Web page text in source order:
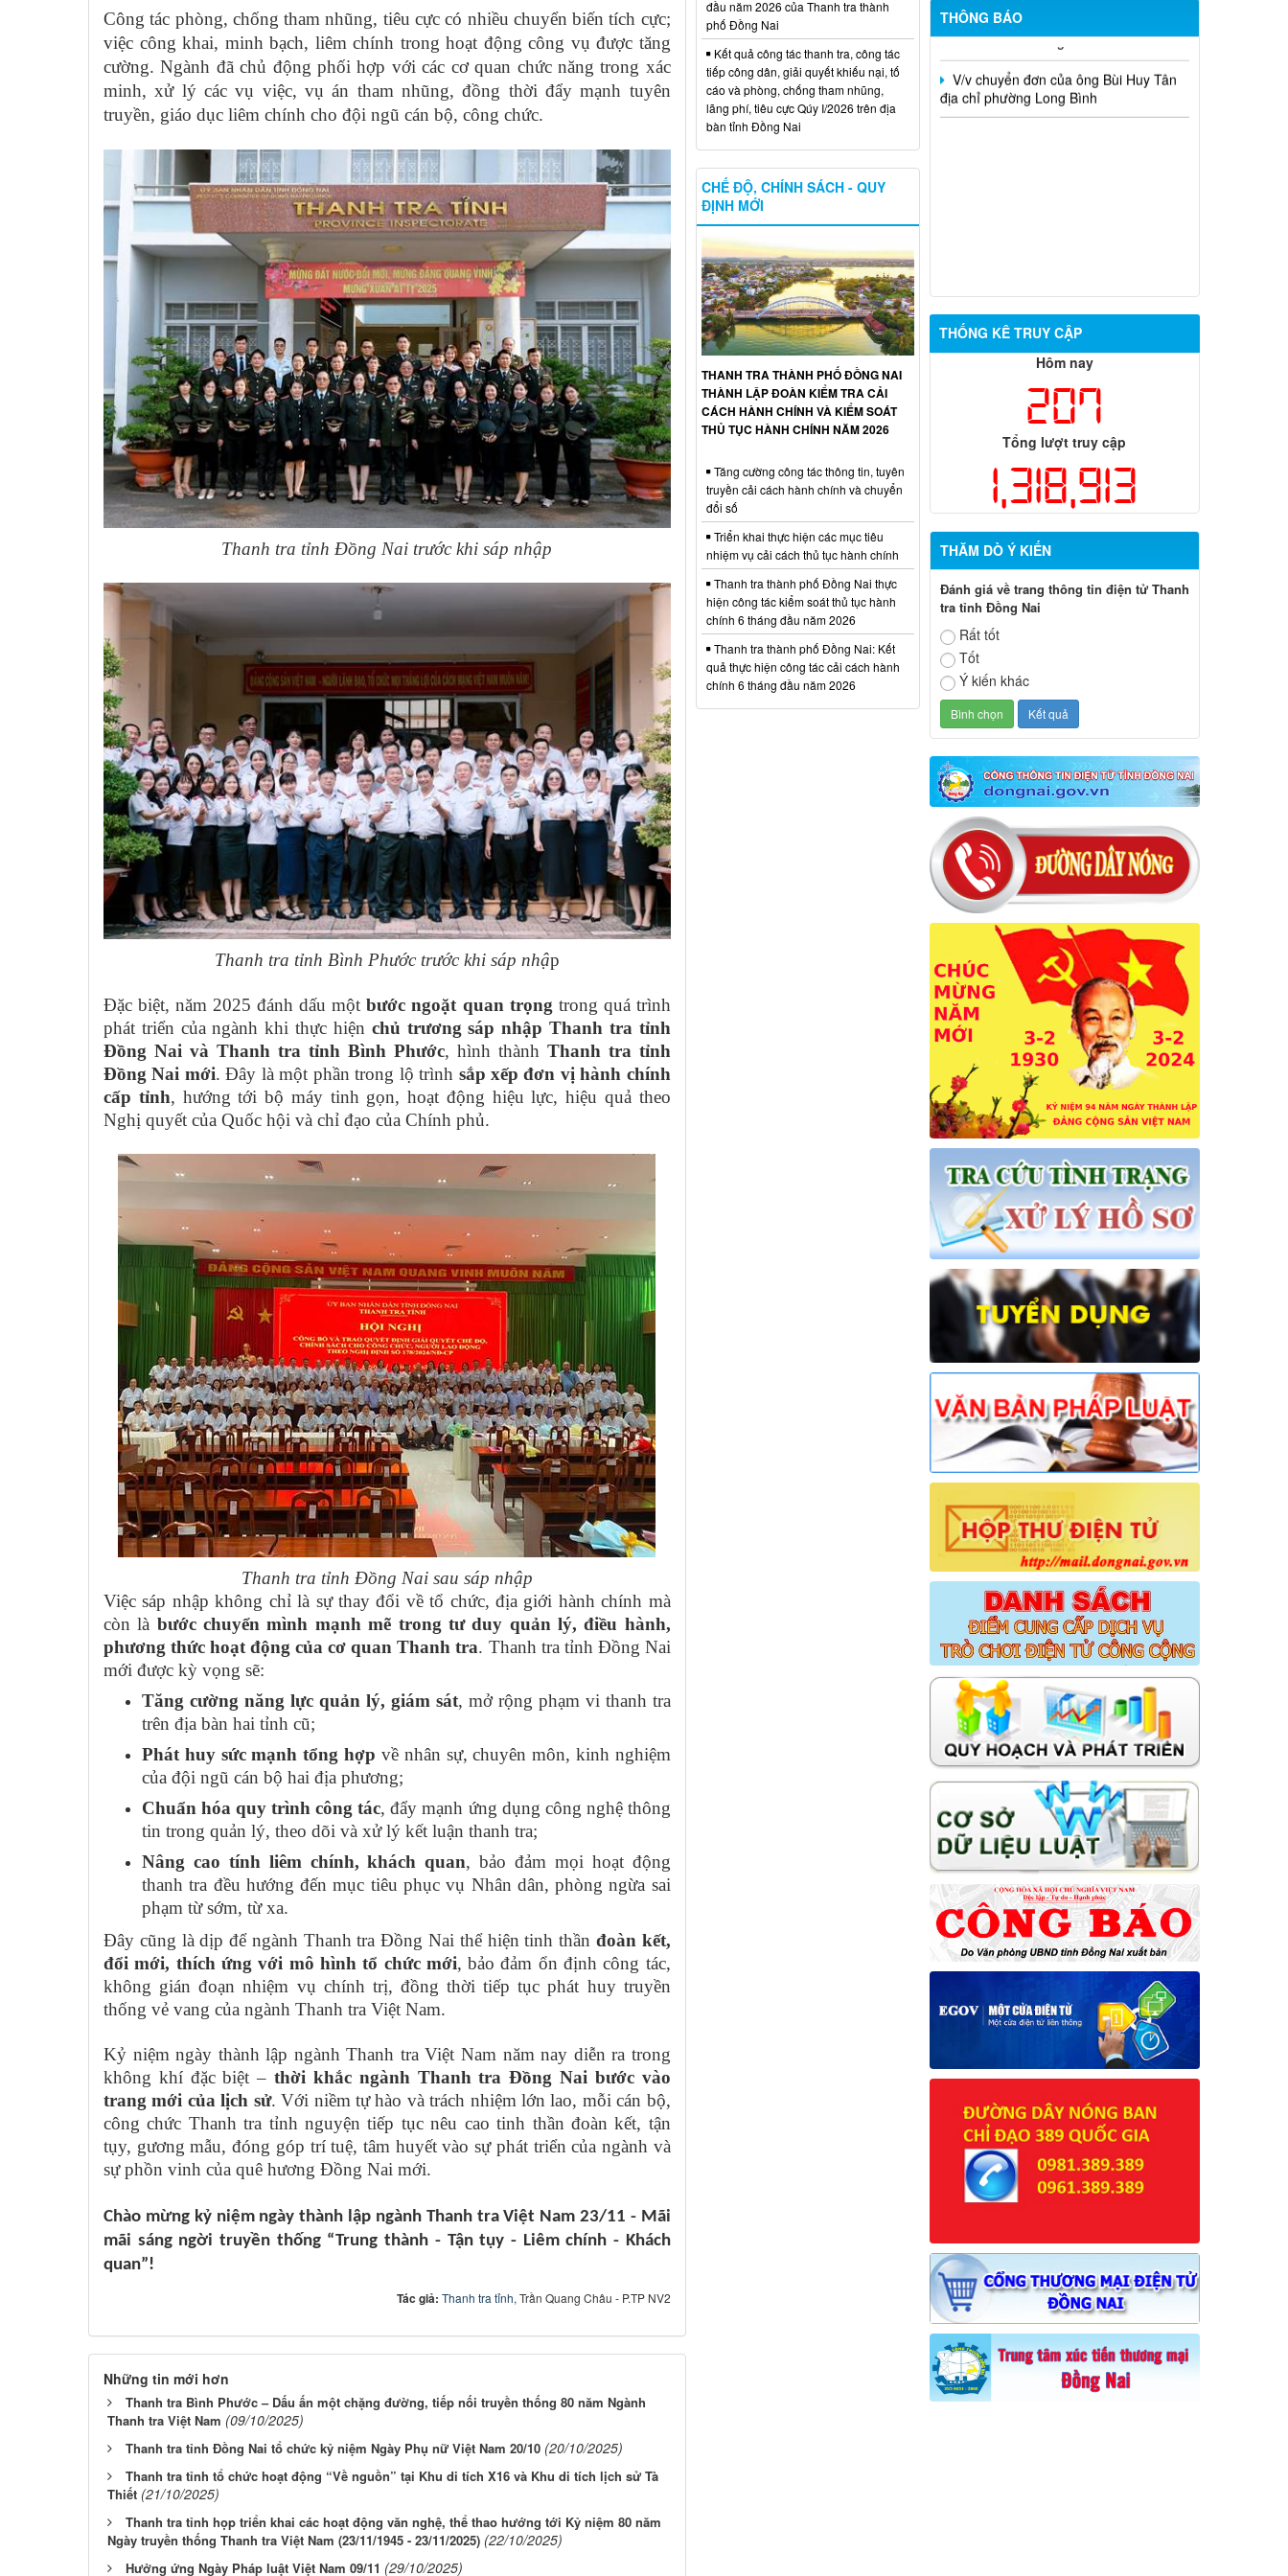
Công tác phòng, chống tham nhũng, tiêu cực có nhiều chuyển biến tích cực;
việc công khai, minh bạch, liêm chính trong hoạt động công vụ được tăng
cường. Ngành đã chủ động phối hợp với các cơ quan chức năng trong xác
minh, xử lý các vụ việc, vụ án tham nhũng, đồng thời đẩy mạnh tuyên
truyền, giáo dục liêm chính cho đội ngũ cán bộ, công chức.
Thanh tra tỉnh Đồng Nai trước khi sáp nhập
Thanh tra tỉnh Bình Phước trước khi sáp nhập
Đặc biệt, năm 2025 đánh dấu mộtbước ngoặt quan trọng trong quá trình
phát triển của ngành khi thực hiện chủ trương sáp nhập Thanh tra tỉnh
Đồng Nai và Thanh tra tỉnh Bình Phước, hình thành Thanh tra tỉnh
Đồng Nai mới. Đây là một phần trong lộ trình sắp xếp đơn vị hành chính
cấp tỉnh, hướng tới bộ máy tinh gọn, hoạt động hiệu lực, hiệu quả theo
Nghị quyết của Quốc hội và chỉ đạo của Chính phủ.
Thanh tra tỉnh Đồng Nai sau sáp nhập
Việc sáp nhập không chỉ là sự thay đổi về tổ chức, địa giới hành chính mà
còn là bước chuyển mình mạnh mẽ trong tư duy quản lý, điều hành,
phương thức hoạt động của cơ quan Thanh tra. Thanh tra tỉnh Đồng Nai
mới được kỳ vọng sẽ:
Tăng cường năng lực quản lý, giám sát, mở rộng phạm vi thanh tra
trên địa bàn hai tỉnh cũ;
Phát huy sức mạnh tổng hợp về nhân sự, chuyên môn, kinh nghiệm
của đội ngũ cán bộ hai địa phương;
Chuẩn hóa quy trình công tác, đẩy mạnh ứng dụng công nghệ thông
tin trong quản lý, theo dõi và xử lý kết luận thanh tra;
Nâng cao tính liêm chính, khách quan, bảo đảm mọi hoạt động
thanh tra đều hướng đến mục tiêu phục vụ Nhân dân, phòng ngừa sai
phạm từ sớm, từ xa.
Đây cũng là dịp để ngành Thanh tra Đồng Nai thể hiện tinh thần đoàn kết,
đổi mới, thích ứng với mô hình tổ chức mới, bảo đảm ổn định công tác,
không gián đoạn nhiệm vụ chính trị, đồng thời tiếp tục phát huy truyền
thống vẻ vang của ngành Thanh tra Việt Nam.
Kỷ niệm ngày thành lập ngành Thanh tra Việt Nam năm nay diễn ra trong
không khí đặc biệt –thời khắc ngành Thanh tra Đồng Nai bước vào
trang mới của lịch sử. Với niềm tự hào và trách nhiệm lớn lao, mỗi cán bộ,
công chức Thanh tra tỉnh nguyện tiếp tục nêu cao tinh thần đoàn kết, tận
tụy, gương mẫu, đóng góp trí tuệ, tâm huyết vào sự phát triển của ngành và
sự phồn vinh của quê hương Đồng Nai mới.
Chào mừng kỷ niệm ngày thành lập ngành Thanh tra Việt Nam 23/11 - Mãi
mãi sáng ngời truyền thống “Trung thành - Tận tụy - Liêm chính - Khách
quan”!
Tác giả: Thanh tra tỉnh, Trần Quang Châu - P.TP NV2
Những tin mới hơn
Thanh tra Bình Phước – Dấu ấn một chặng đường, tiếp nối truyền thống 80 năm Ngành
Thanh tra Việt Nam (09/10/2025)
Thanh tra tỉnh Đồng Nai tổ chức kỷ niệm Ngày Phụ nữ Việt Nam 20/10 (20/10/2025)
Thanh tra tỉnh tổ chức hoạt động “Về nguồn” tại Khu di tích X16 và Khu di tích lịch sử Tà
Thiết (21/10/2025)
Thanh tra tỉnh họp triển khai các hoạt động văn nghệ, thể thao hướng tới Kỷ niệm 80 năm
Ngày truyền thống Thanh tra Việt Nam (23/11/1945 - 23/11/2025) (22/10/2025)
Hưởng ứng Ngày Pháp luật Việt Nam 09/11 (29/10/2025)
THÔNG BÁO
Thanh tra tỉnh tháng 12 năm 2025
V/v chuyển đơn của ông Bùi Huy Tân
địa chỉ phường Long Bình
THỐNG KÊ TRUY CẬP
Hôm nay
207
Tổng lượt truy cập
1,318,913
THĂM DÒ Ý KIẾN
Đánh giá về trang thông tin điện tử Thanh
tra tỉnh Đồng Nai
Rất tốt
Tốt
Ý kiến khác
đầu năm 2026 của Thanh tra thành
phố Đồng Nai
Kết quả công tác thanh tra, công tác
tiếp công dân, giải quyết khiếu nại, tố
cáo và phòng, chống tham nhũng,
lãng phí, tiêu cực Qúy I/2026 trên địa
bàn tỉnh Đồng Nai
CHẾ ĐỘ, CHÍNH SÁCH - QUY
ĐỊNH MỚI
THANH TRA THÀNH PHỐ ĐỒNG NAI
THÀNH LẬP ĐOÀN KIỂM TRA CẢI
CÁCH HÀNH CHÍNH VÀ KIỂM SOÁT
THỦ TỤC HÀNH CHÍNH NĂM 2026
Tăng cường công tác thông tin, tuyên
truyền cải cách hành chính và chuyển
đổi số
Triển khai thực hiện các mục tiêu
nhiệm vụ cải cách thủ tục hành chính
Thanh tra thành phố Đồng Nai thực
hiện công tác kiểm soát thủ tục hành
chính 6 tháng đầu năm 2026
Thanh tra thành phố Đồng Nai: Kết
quả thực hiện công tác cải cách hành
chính 6 tháng đầu năm 2026